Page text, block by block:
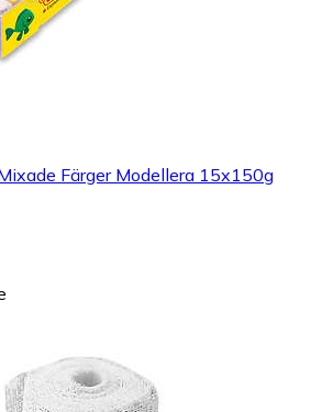
Färger Modellera 15x150g